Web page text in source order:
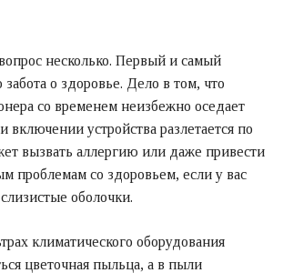
несколько. Первый и самый
забота о здоровье. Дело в том, что
со временем неизбежно оседает
включении устройства разлетается по
вызвать аллергию или даже привести
проблемам со здоровьем, если у вас
оболочки.
климатического оборудования
цветочная пыльца, а в пыли